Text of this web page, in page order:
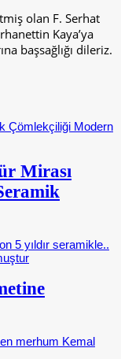
olan F. Serhat
Kaya’ya
başsağlığı dileriz.
Mirası
5 yıldır seramikle..
merhum Kemal